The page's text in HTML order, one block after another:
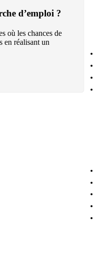
d’emploi ?
où les chances de
en réalisant un